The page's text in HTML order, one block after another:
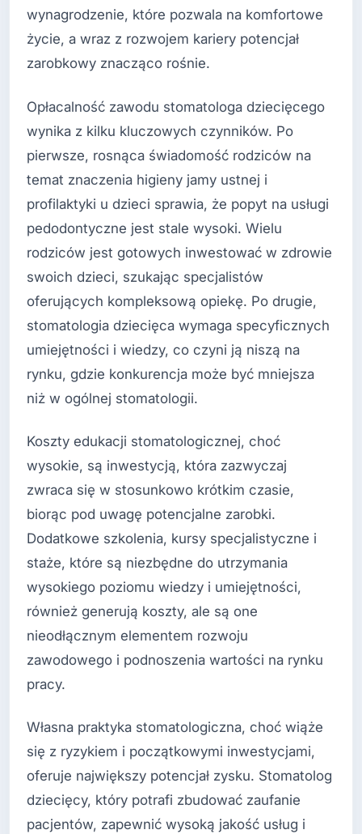
wynagrodzenie, które pozwala na komfortowe
życie, a wraz z rozwojem kariery potencjał
zarobkowy znacząco rośnie.
Opłacalność zawodu stomatologa dziecięcego
wynika z kilku kluczowych czynników. Po
pierwsze, rosnąca świadomość rodziców na
temat znaczenia higieny jamy ustnej i
profilaktyki u dzieci sprawia, że popyt na usługi
pedodontyczne jest stale wysoki. Wielu
rodziców jest gotowych inwestować w zdrowie
swoich dzieci, szukając specjalistów
oferujących kompleksową opiekę. Po drugie,
stomatologia dziecięca wymaga specyficznych
umiejętności i wiedzy, co czyni ją niszą na
rynku, gdzie konkurencja może być mniejsza
niż w ogólnej stomatologii.
Koszty edukacji stomatologicznej, choć
wysokie, są inwestycją, która zazwyczaj
zwraca się w stosunkowo krótkim czasie,
biorąc pod uwagę potencjalne zarobki.
Dodatkowe szkolenia, kursy specjalistyczne i
staże, które są niezbędne do utrzymania
wysokiego poziomu wiedzy i umiejętności,
również generują koszty, ale są one
nieodłącznym elementem rozwoju
zawodowego i podnoszenia wartości na rynku
pracy.
Własna praktyka stomatologiczna, choć wiąże
się z ryzykiem i początkowymi inwestycjami,
oferuje największy potencjał zysku. Stomatolog
dziecięcy, który potrafi zbudować zaufanie
pacjentów, zapewnić wysoką jakość usług i